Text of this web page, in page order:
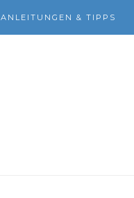
ANLEITUNGEN & TIPPS